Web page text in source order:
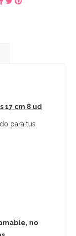
17 cm 8 ud
para tus
no